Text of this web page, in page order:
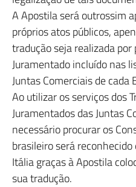
A Apostila será outrossim
próprios atos públicos,
tradução seja realizada
Juramentado incluído nas
Juntas Comerciais de cada
Ao utilizar os serviços dos
Juramentados das Juntas
necessário procurar os
brasileiro será
Itália graças à Apostila
sua tradução.